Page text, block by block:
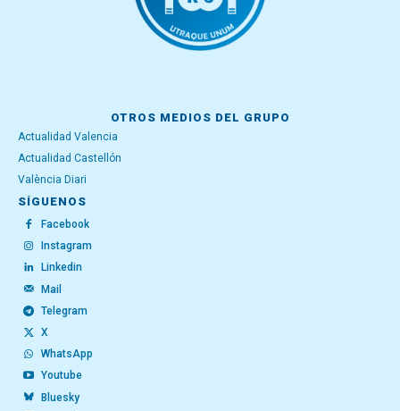
OTROS MEDIOS DEL GRUPO
Actualidad Valencia
Actualidad Castellón
València Diari
SÍGUENOS
Facebook
Instagram
Linkedin
Mail
Telegram
X
WhatsApp
Youtube
Bluesky